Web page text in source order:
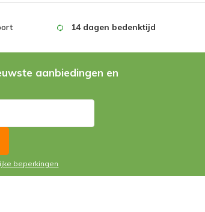
14 dagen bedenktijd
aanbiedingen en
beperkingen